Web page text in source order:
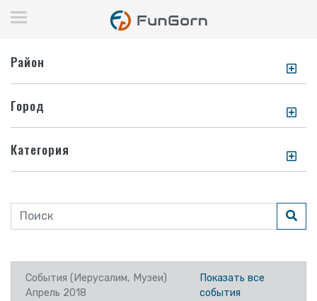
Район
Город
Категория
События (Иерусалим, Музеи)
Апрель 2018
Показать все
события